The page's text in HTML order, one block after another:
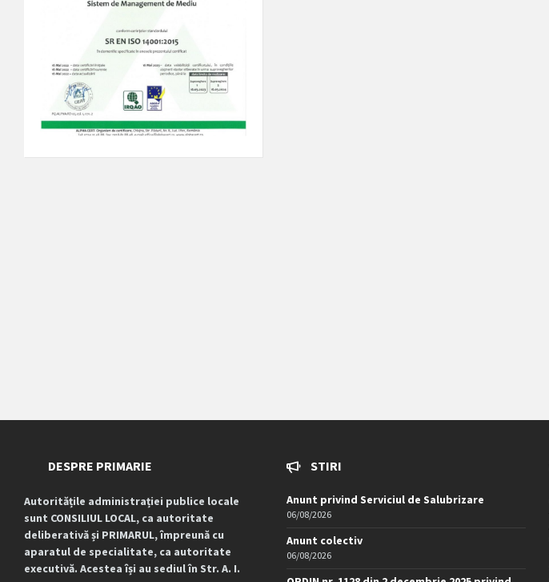
DESPRE PRIMARIE
Autoritățile administrației publice locale
sunt CONSILIUL LOCAL, ca autoritate
deliberativă și PRIMARUL, împreună cu
aparatul de specialitate, ca autoritate
executivă. Acestea își au sediul în Str. A. I.
STIRI
Anunt privind Serviciul de Salubrizare
06/08/2026
Anunt colectiv
06/08/2026